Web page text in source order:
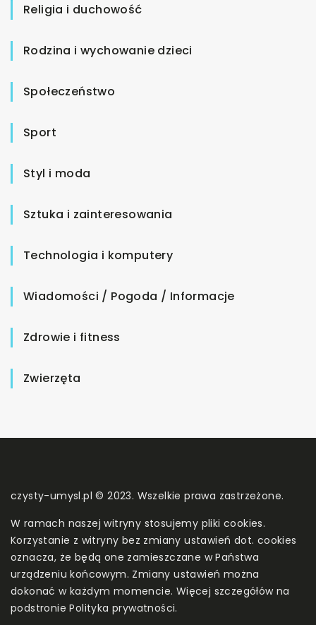
Religia i duchowość
Rodzina i wychowanie dzieci
Społeczeństwo
Sport
Styl i moda
Sztuka i zainteresowania
Technologia i komputery
Wiadomości / Pogoda / Informacje
Zdrowie i fitness
Zwierzęta
czysty-umysl.pl © 2023. Wszelkie prawa zastrzeżone.
W ramach naszej witryny stosujemy pliki cookies.
Korzystanie z witryny bez zmiany ustawień dot. cookies
oznacza, że będą one zamieszczane w Państwa
urządzeniu końcowym. Zmiany ustawień można
dokonać w każdym momencie. Więcej szczegółów na
podstroniePolityka prywatności.